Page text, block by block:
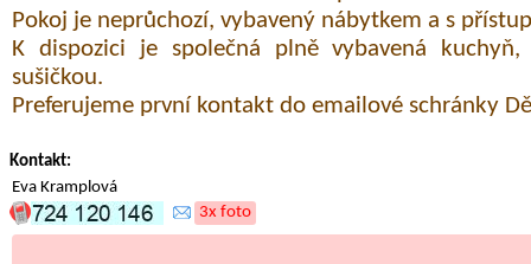
Pokoj je neprůchozí, vybavený nábytkem a s
K dispozici je společná plně vybavená
sušičkou.
Preferujeme první kontakt do emailové schránky
Kontakt:
Eva Kramplová
3x foto